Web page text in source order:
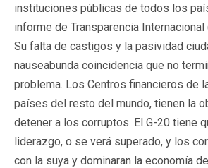
instituciones públicas de todos los
informe de Transparencia
Su falta de castigos y la pasividad
nauseabunda coincidencia que no
problema. Los Centros financieros de
países del resto del mundo, tienen la
detener a los corruptos. El G-20 tiene
liderazgo, o se verá superado, y los
con la suya y dominaran la economía